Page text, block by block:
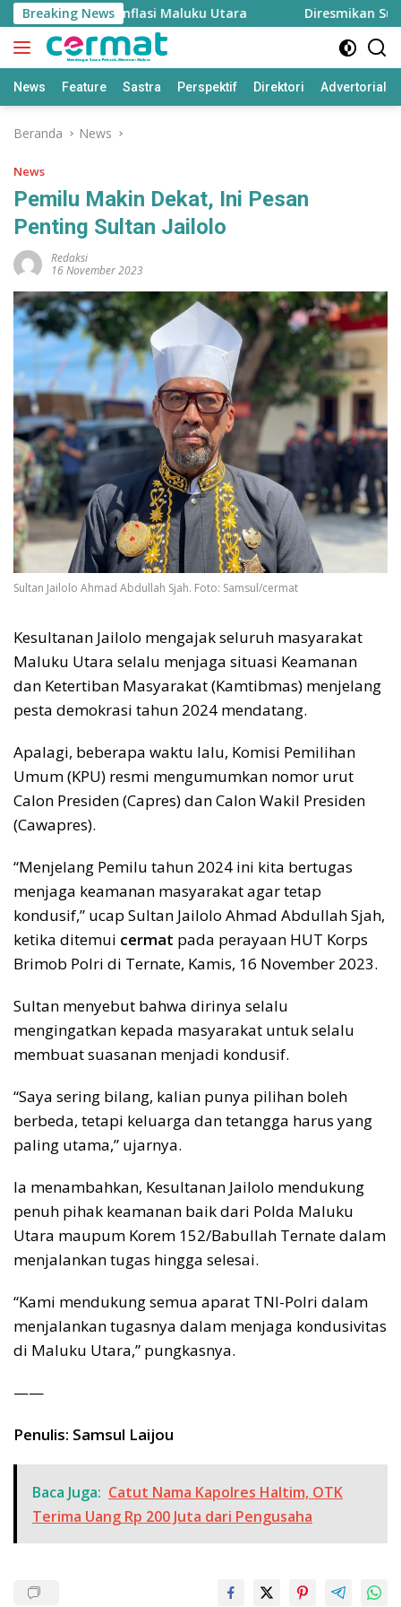
Langsung
ke
konten
Breaking News
Menjaga Inflasi Maluku Utara Diresmikan Sultan
News Feature Sastra Perspektif Direktori Advertorial
Beranda News
News
Pemilu Makin Dekat, Ini Pesan
Penting Sultan Jailolo
Redaksi
16 November 2023
Sultan Jailolo Ahmad Abdullah Sjah. Foto: Samsul/cermat
Kesultanan Jailolo mengajak seluruh masyarakat
Maluku Utara selalu menjaga situasi Keamanan
dan Ketertiban Masyarakat (Kamtibmas) menjelang
pesta demokrasi tahun 2024 mendatang.
Apalagi, beberapa waktu lalu, Komisi Pemilihan
Umum (KPU) resmi mengumumkan nomor urut
Calon Presiden (Capres) dan Calon Wakil Presiden
(Cawapres).
“Menjelang Pemilu tahun 2024 ini kita bertugas
menjaga keamanan masyarakat agar tetap
kondusif,” ucap Sultan Jailolo Ahmad Abdullah Sjah,
ketika ditemui cermat pada perayaan HUT Korps
Brimob Polri di Ternate, Kamis, 16 November 2023.
Sultan menyebut bahwa dirinya selalu
mengingatkan kepada masyarakat untuk selalu
membuat suasanan menjadi kondusif.
“Saya sering bilang, kalian punya pilihan boleh
berbeda, tetapi keluarga dan tetangga harus yang
paling utama,” ujarnya.
Ia menambahkan, Kesultanan Jailolo mendukung
penuh pihak keamanan baik dari Polda Maluku
Utara maupum Korem 152/Babullah Ternate dalam
menjalankan tugas hingga selesai.
“Kami mendukung semua aparat TNI-Polri dalam
menjalankan tugasnya dalam menjaga kondusivitas
di Maluku Utara,” pungkasnya.
——
Penulis: Samsul Laijou
Baca Juga: Catut Nama Kapolres Haltim, OTK
Terima Uang Rp 200 Juta dari Pengusaha